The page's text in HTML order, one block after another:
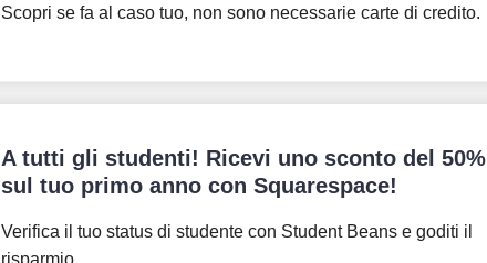
Scopri se fa al caso tuo, non sono necessarie carte di credito.
A tutti gli studenti! Ricevi uno sconto del 50%
sul tuo primo anno con Squarespace!
Verifica il tuo status di studente con Student Beans e goditi il
risparmio.